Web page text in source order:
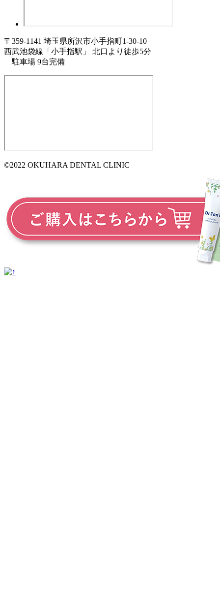
〒359-1141 埼玉県所沢市小手指町1-30-10
西武池袋線「小手指駅」 北口より徒歩5分
駐車場 9台完備
©2022 OKUHARA DENTAL CLINIC